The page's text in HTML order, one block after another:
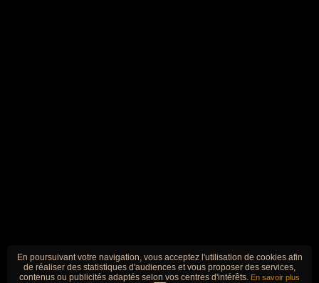
En poursuivant votre navigation, vous acceptez l'utilisation de cookies afin
de réaliser des statistiques d'audiences et vous proposer des services,
contenus ou publicités adaptés selon vos centres d'intérêts. En savoir plus